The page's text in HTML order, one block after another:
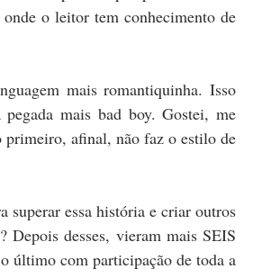
o leitor tem conhecimento de
mais romantiquinha. Isso
mais bad boy. Gostei, me
primeiro, afinal, não faz o estilo de
essa história e criar outros
Depois desses, vieram mais SEIS
último com participação de toda a